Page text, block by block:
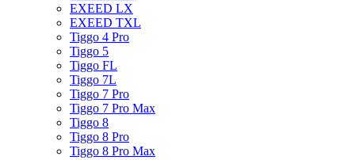
EXEED LX
EXEED TXL
Tiggo 4 Pro
Tiggo 5
Tiggo FL
Tiggo 7L
Tiggo 7 Pro
Tiggo 7 Pro Max
Tiggo 8
Tiggo 8 Pro
Tiggo 8 Pro Max